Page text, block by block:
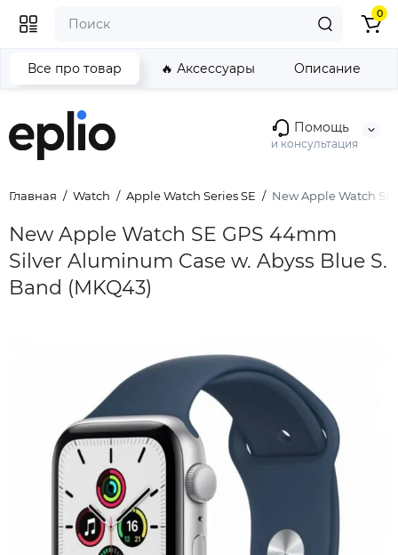
Помощь
и консультация
0
Главная Watch Apple Watch Series SE New Apple Watch
New Apple Watch SE GPS 44mm
Silver Aluminum Case w. Abyss Blue S.
Band (MKQ43)
Все про товар 🔥 Аксессуары Описание